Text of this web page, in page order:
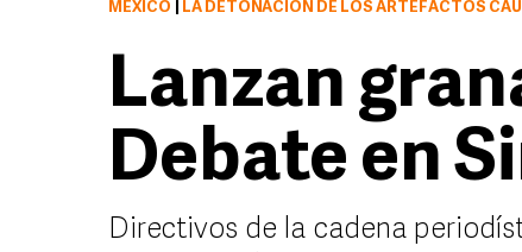
MÉXICO LA DETONACIÓN DE LOS ARTEFACTOS CAUSÓ
Lanzan
Debate en
Directivos de la cadena